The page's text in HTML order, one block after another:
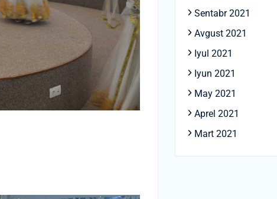
Sentabr 2021
Avgust 2021
Iyul 2021
Iyun 2021
May 2021
Aprel 2021
Mart 2021